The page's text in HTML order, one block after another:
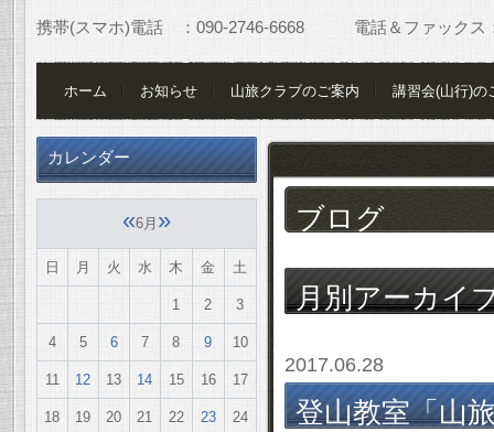
携帯(スマホ)電話 ： 090-2746-6668電話＆ファックス
ホーム お知らせ 山旅クラブのご案内 講習会(山行)の
ブログ
月別アーカイ
2017.06.28
登山教室「山
カレンダー
«6月 »
日 月 火 水 木 金 土
1 2 3
4 5 6 7 8 9 10
11 12 13 14 15 16 17
18 19 20 21 22 23 24